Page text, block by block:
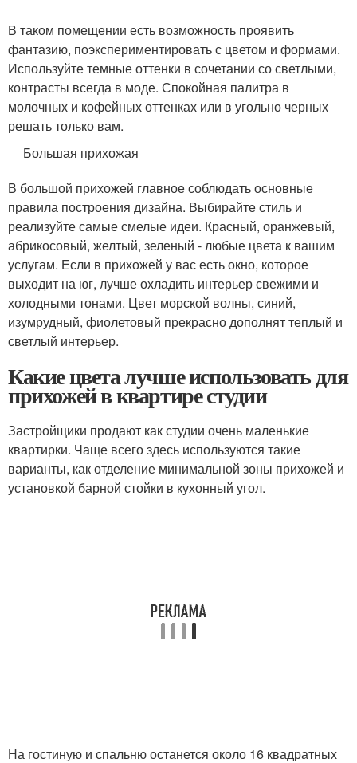
В таком помещении есть возможность проявить
фантазию, поэкспериментировать с цветом и формами.
Используйте темные оттенки в сочетании со светлыми,
контрасты всегда в моде. Спокойная палитра в
молочных и кофейных оттенках или в угольно черных
решать только вам.
Большая прихожая
В большой прихожей главное соблюдать основные
правила построения дизайна. Выбирайте стиль и
реализуйте самые смелые идеи. Красный, оранжевый,
абрикосовый, желтый, зеленый - любые цвета к вашим
услугам. Если в прихожей у вас есть окно, которое
выходит на юг, лучше охладить интерьер свежими и
холодными тонами. Цвет морской волны, синий,
изумрудный, фиолетовый прекрасно дополнят теплый и
светлый интерьер.
Какие цвета лучше использовать для
прихожей в квартире студии
Застройщики продают как студии очень маленькие
квартирки. Чаще всего здесь используются такие
варианты, как отделение минимальной зоны прихожей и
установкой барной стойки в кухонный угол.
На гостиную и спальню останется около 16 квадратных